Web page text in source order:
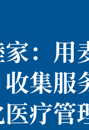
： 用
集服
疗管